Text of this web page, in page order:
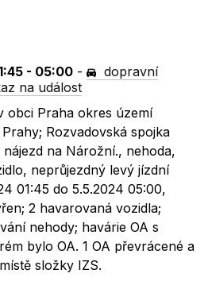
- 05:00 -
dopravní
na událost
obci Praha okres území
Rozvadovská spojka
na Nárožní., nehoda,
neprůjezdný levý jízdní
01:45 do 5.5.2024 05:00,
2 havarovaná vozidla;
nehody; havárie OA s
bylo OA. 1 OA převrácené a
složky IZS.